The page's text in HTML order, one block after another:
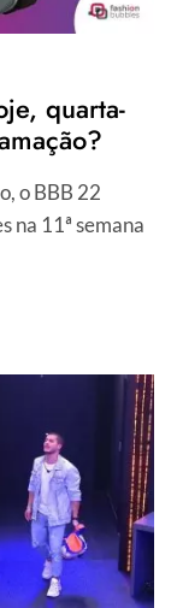
quarta-
o BBB 22
na 11ª semana